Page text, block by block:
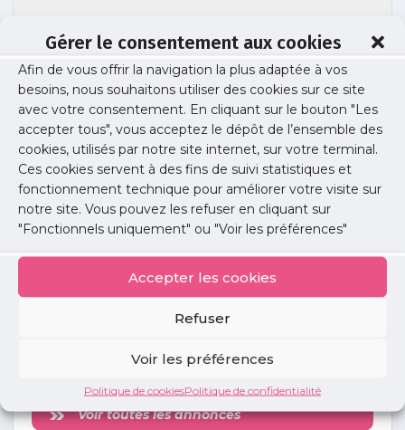
Gérer le consentement aux cookies
Afin de vous offrir la navigation la plus adaptée à vos
besoins, nous souhaitons utiliser des cookies sur ce site
avec votre consentement. En cliquant sur le bouton "Les
accepter tous", vous acceptez le dépôt de l’ensemble des
cookies, utilisés par notre site internet, sur votre terminal.
Ces cookies servent à des fins de suivi statistiques et
fonctionnement technique pour améliorer votre visite sur
notre site. Vous pouvez les refuser en cliquant sur
"Fonctionnels uniquement" ou "Voir les préférences"
Accepter les cookies
Refuser
Voir les préférences
Politique de cookiesPolitique de confidentialité
210325-VACCINATION-COVID-facturation
Publié le :1 mars 2021
Partager cet article :
annonces
Voir toutes les annonces